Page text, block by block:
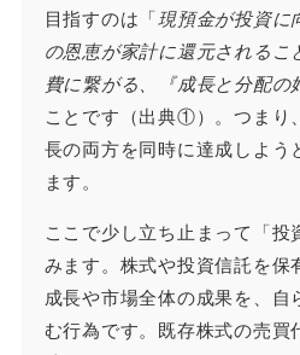
目指すのは「現預金が投資に
の恩恵が家計に還元される
費に繋がる、『成長と分配の
ことです（出典①）。つまり
長の両方を同時に達成しよう
ます。
ここで少し立ち止まって「投
みます。株式や投資信託を保
成長や市場全体の成果を、自
む行為です。既存株式の売買